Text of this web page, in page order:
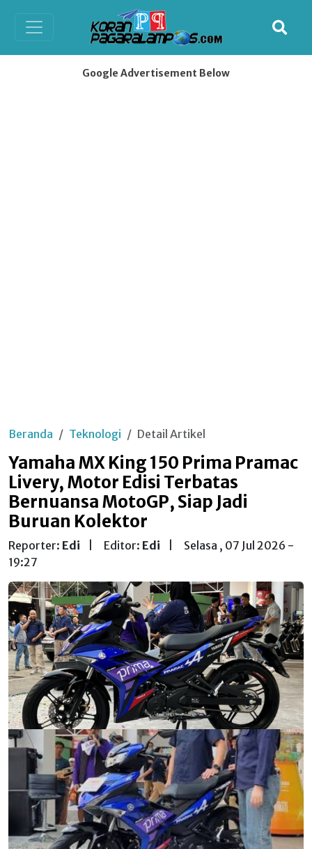
Google Advertisement Below
Beranda Teknologi Detail Artikel
Yamaha MX King 150 Prima Pramac
Livery, Motor Edisi Terbatas
Bernuansa MotoGP, Siap Jadi
Buruan Kolektor
Reporter: Edi Editor: Edi
Selasa , 07 Jul 2026 -
19:27